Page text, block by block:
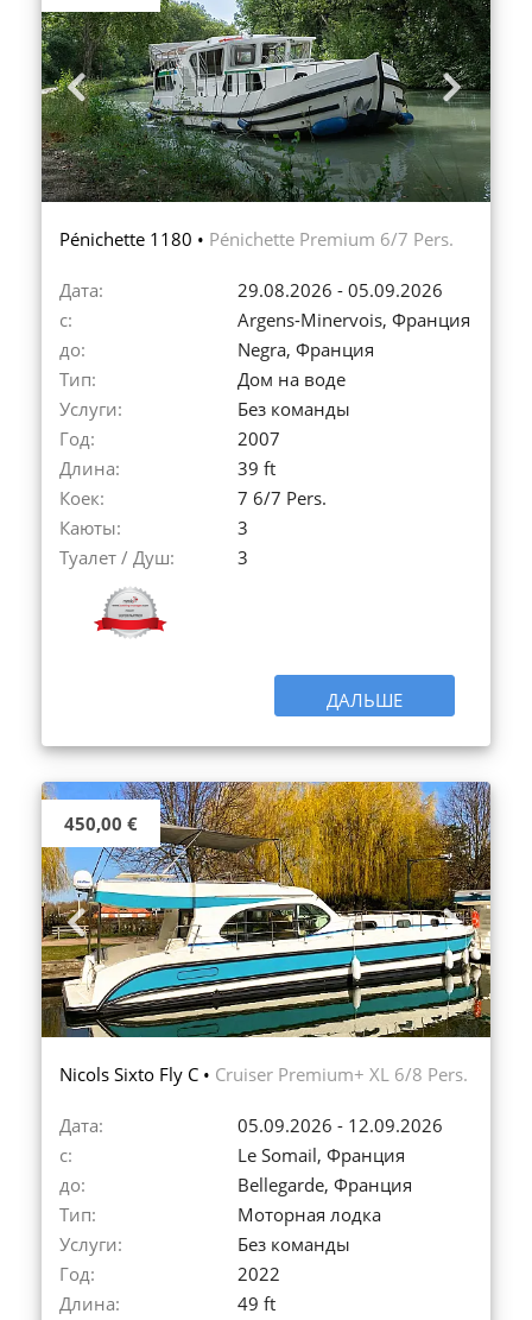
Previous Next
Pénichette 1180 • Pénichette Premium 6/7 Pers.
Дата:
29.08.2026 - 05.09.2026
с:
Argens-Minervois, Франция
до:
Negra, Франция
Тип:
Дом на воде
Услуги:
Без команды
Год:
2007
Длина:
39 ft
Коек:
7 6/7 Pers.
Каюты:
3
Туалет / Душ:
3
ДАЛЬШЕ
450,00 €
Previous Next
Nicols Sixto Fly C • Cruiser Premium+ XL 6/8 Pers.
Дата:
05.09.2026 - 12.09.2026
с:
Le Somail, Франция
до:
Bellegarde, Франция
Тип:
Моторная лодка
Услуги:
Без команды
Год:
2022
Длина:
49 ft